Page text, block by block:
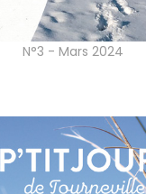
N°3 - Mars 2024